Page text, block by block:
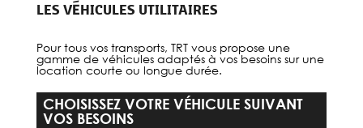
LES VÉHICULES UTILITAIRES
Pour tous vos transports, TRT vous propose une
gamme de véhicules adaptés à vos besoins sur une
location courte ou longue durée.
CHOISISSEZ VOTRE VÉHICULE SUIVANT
VOS BESOINS